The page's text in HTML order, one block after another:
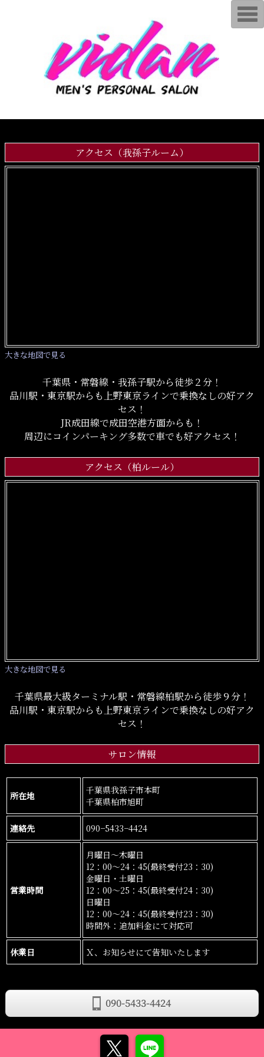
アクセス（我孫子ルーム）
大きな地図で見る
千葉県・常磐線・我孫子駅から徒歩２分！
品川駅・東京駅からも上野東京ラインで乗換なしの好アク
セス！
JR成田線で成田空港方面からも！
周辺にコインパーキング多数で車でも好アクセス！
アクセス（柏ルール）
大きな地図で見る
千葉県最大級ターミナル駅・常磐線柏駅から徒歩９分！
品川駅・東京駅からも上野東京ラインで乗換なしの好アク
セス！
サロン情報
所在地
千葉県我孫子市本町
千葉県柏市旭町
連絡先 090−5433−4424
営業時間
月曜日〜木曜日
12：00〜24：45(最終受付23：30)
金曜日・土曜日
12：00〜25：45(最終受付24：30)
日曜日
12：00〜24：45(最終受付23：30)
時間外：追加料金にて対応可
休業日 Ｘ、お知らせにて告知いたします
090-5433-4424
T
o
g
n